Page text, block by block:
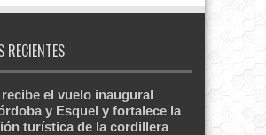
RECIENTES
el vuelo inaugural
y Esquel y fortalece la
turística de la cordillera